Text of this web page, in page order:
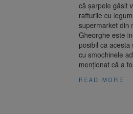
Se schimbă
medic specialist. Subiecte unice în
aceeași oră și același barem
Se schimbă regulile
capsulele de cafea și ambalajele de
folosință. Noul regulament UE se
că şarpele găsit
rafturile cu
supermarket din
Gheorghe este
posibil ca acesta
cu smochinele
menţionat că a
READ MORE